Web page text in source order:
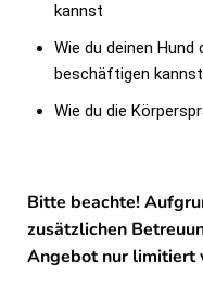
kannst
Wie du deinen Hund
beschäftigen kannst
Wie du die
Bitte beachte!
zusätzlichen
Angebot nur limitiert